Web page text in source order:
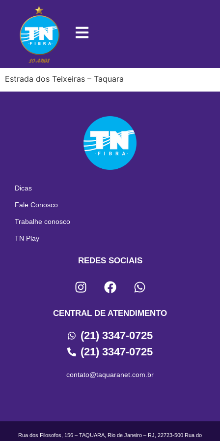
22723-205
Estrada dos Teixeiras – Taquara
Dicas
Fale Conosco
Trabalhe conosco
TN Play
REDES SOCIAIS
CENTRAL DE ATENDIMENTO
(21) 3347-0725
(21) 3347-0725
contato@taquaranet.com.br
Rua dos Filosofos, 156 – TAQUARA, Rio de Janeiro – RJ, 22723-500 Rua do